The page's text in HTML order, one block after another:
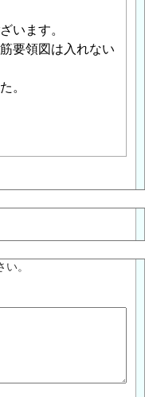
います。
要領図は入れない
。
。